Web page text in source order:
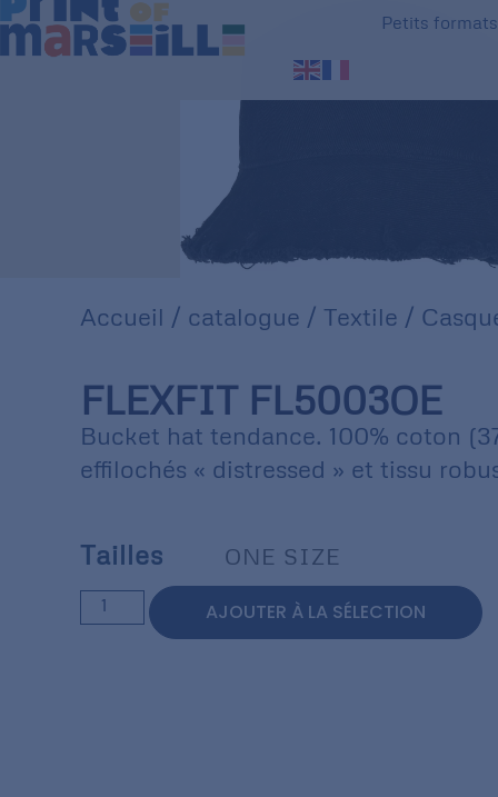
Petits formats
Accueil / catalogue / Textile /
FLEXFIT FL5003OE
Bucket hat tendance. 100% coton
effilochés « distressed » et tissu
Tailles ONE SIZE
AJOUTER À LA SÉLECTION